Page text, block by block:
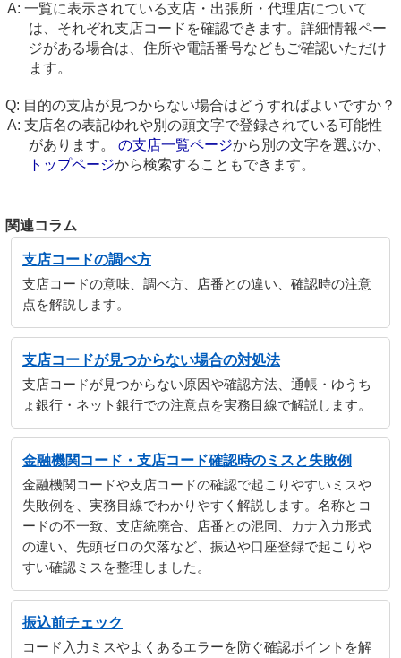
一覧に表示されている支店・出張所・代理店について
は、それぞれ支店コードを確認できます。詳細情報ペー
ジがある場合は、住所や電話番号などもご確認いただけ
ます。
目的の支店が見つからない場合はどうすればよいですか？
支店名の表記ゆれや別の頭文字で登録されている可能性
があります。 の支店一覧ページから別の文字を選ぶか、
トップページから検索することもできます。
関連コラム
支店コードの調べ方
支店コードの意味、調べ方、店番との違い、確認時の注意
点を解説します。
支店コードが見つからない場合の対処法
支店コードが見つからない原因や確認方法、通帳・ゆうち
ょ銀行・ネット銀行での注意点を実務目線で解説します。
金融機関コード・支店コード確認時のミスと失敗例
金融機関コードや支店コードの確認で起こりやすいミスや
失敗例を、実務目線でわかりやすく解説します。名称とコ
ードの不一致、支店統廃合、店番との混同、カナ入力形式
の違い、先頭ゼロの欠落など、振込や口座登録で起こりや
すい確認ミスを整理しました。
振込前チェック
コード入力ミスやよくあるエラーを防ぐ確認ポイントを解